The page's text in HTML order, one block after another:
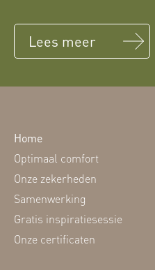
Lees meer
Home
Optimaal comfort
Onze zekerheden
Samenwerking
Gratis inspiratiesessie
Onze certificaten